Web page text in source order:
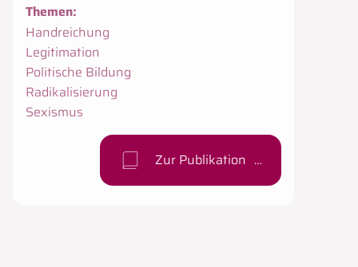
Themen:
Handreichung
Legitimation
Politische Bildung
Radikalisierung
Sexismus
Zur Publikation